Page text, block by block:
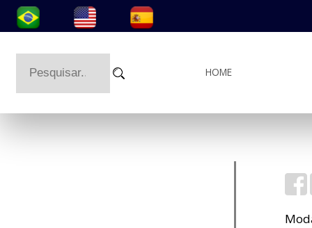
HOME